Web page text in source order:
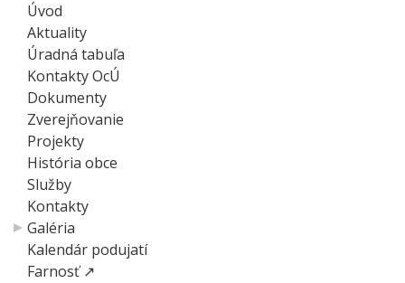
Úvod
Aktuality
Úradná tabuľa
Kontakty OcÚ
Dokumenty
Zverejňovanie
Projekty
História obce
Služby
Kontakty
Galéria
Kalendár podujatí
Farnosť ↗